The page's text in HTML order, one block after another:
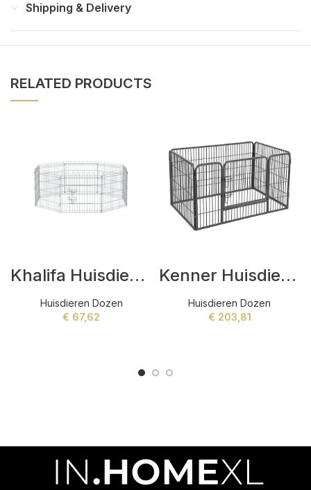
Shipping & Delivery
RELATED PRODUCTS
Khalifa Huisdieren dozen Wit
Huisdieren Dozen
€ 67,62
Kenner Huisdieren dozen Grijs
Huisdieren Dozen
€ 203,81